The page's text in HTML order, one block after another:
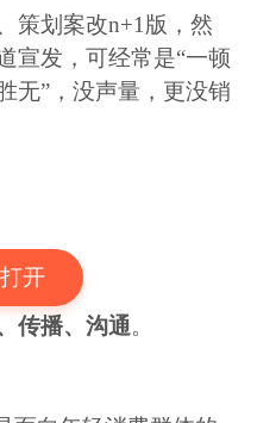
开
策划案改n+1版，然
宣发，可经常是“一顿
无”，没声量，更没销
传播、沟通。